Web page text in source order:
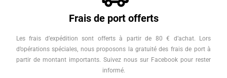
Frais de port offerts
Les frais d’expédition sont offerts à partir de 80 € d’achat. Lors
d’opérations spéciales, nous proposons la gratuité des frais de port à
partir de montant importants. Suivez nous sur Facebook pour rester
informé.